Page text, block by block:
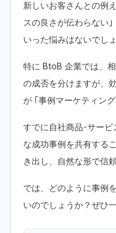
新しいお客さんとの例
スの良さが伝わらない
いった悩みはないでし
特に BtoB 企業では、
の成否を分けますが、
が ｢事例マーケティング
すでに自社商品･サー
な成功事例を共有する
き出し、自然な形で信
では、どのように事例
いのでしょうか？ぜひ